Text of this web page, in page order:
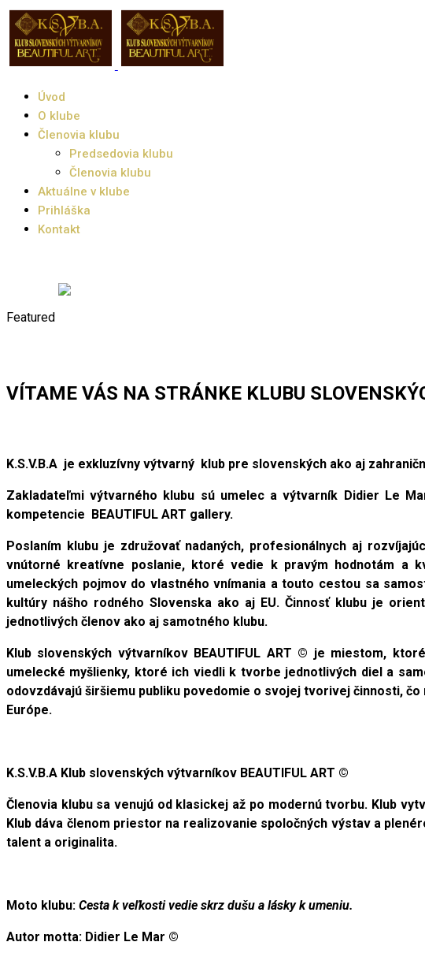
Úvod
O klube
Členovia klubu
Predsedovia klubu
Členovia klubu
Aktuálne v klube
Prihláška
Kontakt
Featured
VÍTAME VÁS NA STRÁNKE KLUBU
K.S.V.B.A je exkluzívny výtvarný klub pre slovenských ako aj
Zakladateľmi výtvarného klubu sú umelec a výtvarník Didier Le
kompetencie BEAUTIFUL ART gallery.
Poslaním klubu je združovať nadaných, profesionálnych aj
vnútorné kreatívne poslanie, ktoré vedie k pravým hodnotám a
umeleckých pojmov do vlastného vnímania a touto cestou sa
kultúry nášho rodného Slovenska ako aj EU. Činnosť klubu je
jednotlivých členov ako aj samotného klubu.
Klub slovenských výtvarníkov BEAUTIFUL ART © je miestom,
umelecké myšlienky, ktoré ich viedli k tvorbe jednotlivých diel a
odovzdávajú širšiemu publiku povedomie o svojej tvorivej činnosti,
Európe.
K.S.V.B.A Klub slovenských výtvarníkov BEAUTIFUL ART ©
Členovia klubu sa venujú od klasickej až po modernú tvorbu. Klub
Klub dáva členom priestor na realizovanie spoločných výstav a
talent a originalita.
Moto klubu: Cesta k veľkosti vedie skrz dušu a lásky k umeniu.
Autor motta: Didier Le Mar ©